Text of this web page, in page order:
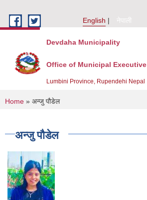
English
नेपाली
Devdaha Municipality
Office of Municipal Executive
Lumbini Province, Rupendehi Nepal
You are here
Home » अन्जु पौडेल
अन्जु पौडेल